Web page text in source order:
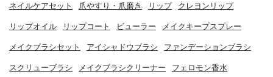
ネイルケアセット 爪やすり・爪磨き リップ クレヨンリップ
リップオイル リップコート ビューラー メイクキープスプレー
メイクブラシセット アイシャドウブラシ ファンデーションブラシ
スクリューブラシ メイクブラシクリーナー フェロモン香水